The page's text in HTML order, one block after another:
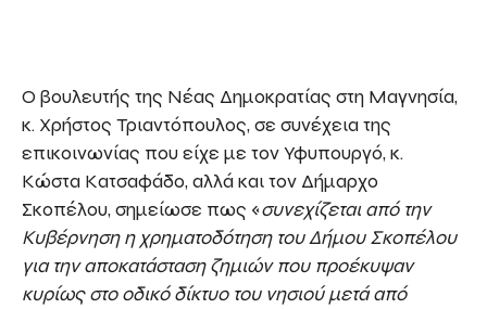
Ο βουλευτής της Νέας Δημοκρατίας στη Μαγνησία,
κ. Χρήστος Τριαντόπουλος, σε συνέχεια της
επικοινωνίας που είχε με τον Υφυπουργό, κ.
Κώστα Κατσαφάδο, αλλά και τον Δήμαρχο
Σκοπέλου, σημείωσε πως «συνεχίζεται από την
Κυβέρνηση η χρηματοδότηση του Δήμου Σκοπέλου
για την αποκατάσταση ζημιών που προέκυψαν
κυρίως στο οδικό δίκτυο του νησιού μετά από